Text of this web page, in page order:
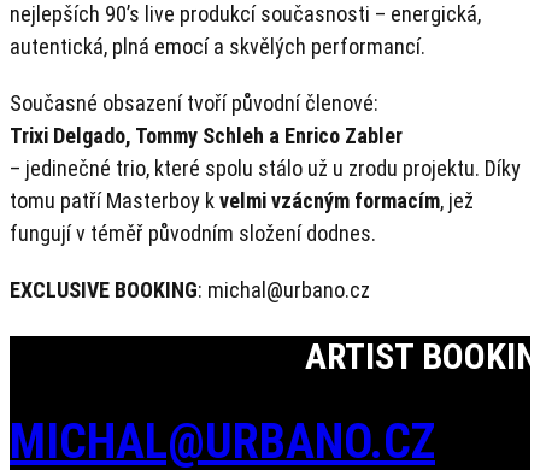
nejlepších 90’s live produkcí současnosti – energická,
autentická, plná emocí a skvělých performancí.
Současné obsazení tvoří původní členové:
Trixi Delgado, Tommy Schleh a Enrico Zabler
– jedinečné trio, které spolu stálo už u zrodu projektu. Díky
tomu patří Masterboy kvelmi vzácným formacím, jež
fungují v téměř původním složení dodnes.
EXCLUSIVE BOOKING: michal@urbano.cz
ARTIST
MICHAL@URBANO.CZ